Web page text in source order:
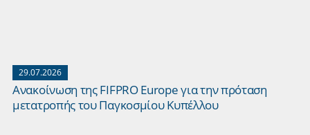
29.07.2026
Ανακοίνωση της FIFPRO Europe για την πρόταση
μετατροπής του Παγκοσμίου Κυπέλλου